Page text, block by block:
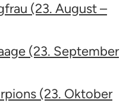
(23. August –
(23. September
(23. Oktober